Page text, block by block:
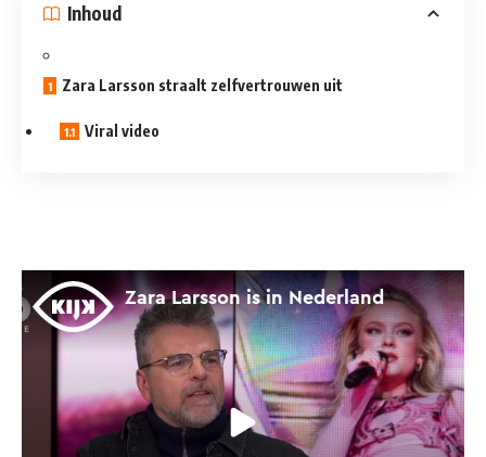
Inhoud
Zara Larsson straalt zelfvertrouwen uit
Viral video